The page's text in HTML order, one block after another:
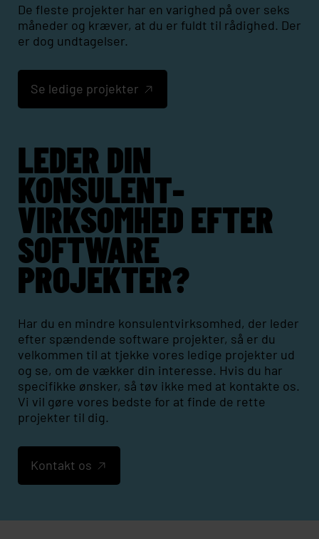
De fleste projekter har en varighed på over seks
måneder og kræver, at du er fuldt til rådighed. Der
er dog undtagelser.
Se ledige projekter
LEDER DIN
KONSULENT­
VIRKSOMHED EFTER
SOFTWARE
PROJEKTER?
Har du en mindre konsulentvirksomhed, der leder
efter spændende software projekter, så er du
velkommen til at tjekke vores ledige projekter ud
og se, om de vækker din interesse. Hvis du har
specifikke ønsker, så tøv ikke med at kontakte os.
Vi vil gøre vores bedste for at finde de rette
projekter til dig.
Kontakt os